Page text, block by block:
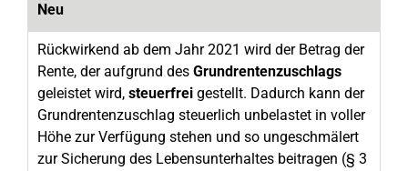
Neu
Rückwirkend ab dem Jahr 2021 wird der Betrag der
Rente, der aufgrund des Grundrentenzuschlags
geleistet wird, steuerfrei gestellt. Dadurch kann der
Grundrentenzuschlag steuerlich unbelastet in voller
Höhe zur Verfügung stehen und so ungeschmälert
zur Sicherung des Lebensunterhaltes beitragen (§ 3